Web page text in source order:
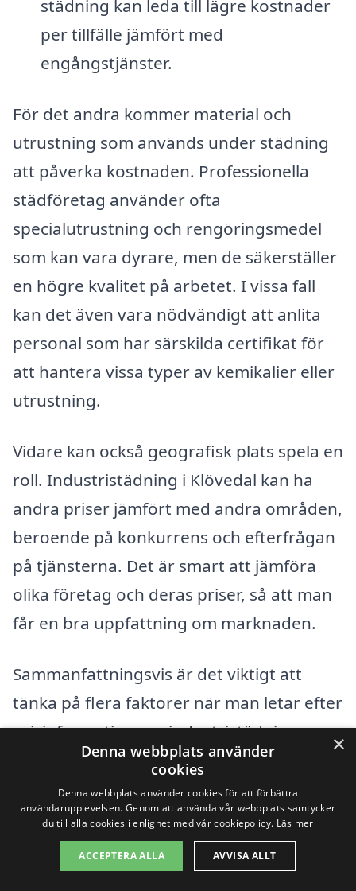
städning kan leda till lägre kostnader
per tillfälle jämfört med
engångstjänster.
För det andra kommer material och
utrustning som används under städning
att påverka kostnaden. Professionella
städföretag använder ofta
specialutrustning och rengöringsmedel
som kan vara dyrare, men de säkerställer
en högre kvalitet på arbetet. I vissa fall
kan det även vara nödvändigt att anlita
personal som har särskilda certifikat för
att hantera vissa typer av kemikalier eller
utrustning.
Vidare kan också geografisk plats spela en
roll. Industristädning i Klövedal kan ha
andra priser jämfört med andra områden,
beroende på konkurrens och efterfrågan
på tjänsterna. Det är smart att jämföra
olika företag och deras priser, så att man
får en bra uppfattning om marknaden.
Sammanfattningsvis är det viktigt att
tänka på flera faktorer när man letar efter
prisinformation om industristädning.
Genom att vara informerad och jämföra
erbjudanden från olika städföretag kan
man hitta en lösning som passar både
budget och behov.
×
Denna webbplats använder
cookies
Denna webbplats använder cookies för att förbättra
användarupplevelsen. Genom att använda vår webbplats samtycker
du till alla cookies i enlighet med vår cookiepolicy. Läs mer
ACCEPTERA ALLA AVVISA ALLT